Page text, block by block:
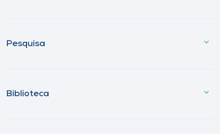
Pesquisa
Biblioteca